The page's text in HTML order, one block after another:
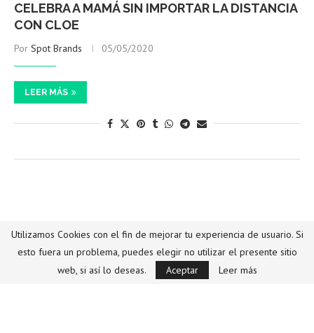
CELEBRA A MAMÁ SIN IMPORTAR LA DISTANCIA
CON CLOE
Por Spot Brands 05/05/2020
LEER MÁS
SpotMx Brands
OE X EL MUNDO: LA COLECCIÓN QUE TODO
VIAJERO NECESITA
Utilizamos Cookies con el fin de mejorar tu experiencia de usuario. Si
esto fuera un problema, puedes elegir no utilizar el presente sitio
web, si así lo deseas.
Aceptar Leer más